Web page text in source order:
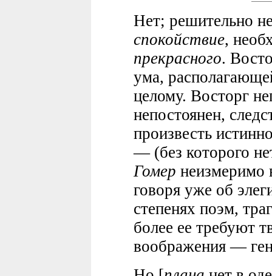
Нет; решительно
спокойствие,
прекрасного.
ума,
целому. Восторг
непостоянен,
произвесть
— (без которого
Гомер
говоря уже об
степенях поэм,
более ее требуют
воображения —